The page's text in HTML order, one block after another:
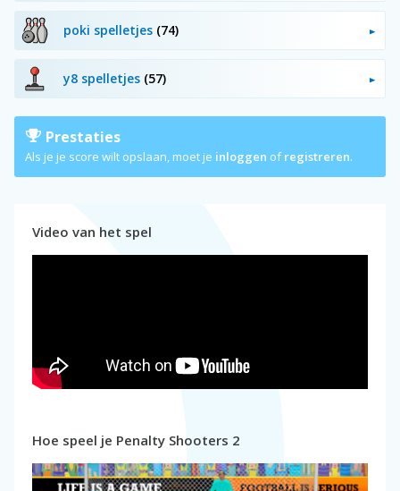
poki spelletjes (74)
y8 spelletjes (57)
Prestaties
Als je je score wilt opslaan, moet je inloggen ofregistreren.
Video van het spel
Hoe speel je Penalty Shooters 2